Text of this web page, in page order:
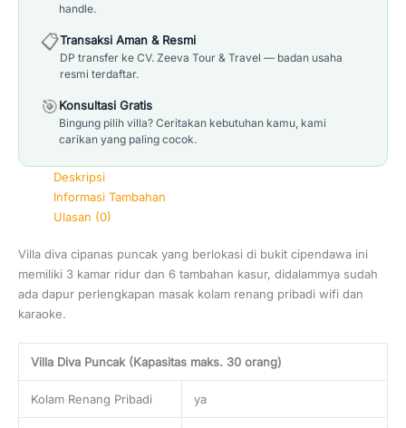
handle.
📋Transaksi Aman & Resmi
DP transfer ke CV. Zeeva Tour & Travel — badan usaha
resmi terdaftar.
🎯Konsultasi Gratis
Bingung pilih villa? Ceritakan kebutuhan kamu, kami
carikan yang paling cocok.
Deskripsi
Informasi Tambahan
Ulasan (0)
Villa diva cipanas puncak yang berlokasi di bukit cipendawa ini
memiliki 3 kamar ridur dan 6 tambahan kasur, didalammya sudah
ada dapur perlengkapan masak kolam renang pribadi wifi dan
karaoke.
Villa Diva Puncak (Kapasitas maks. 30 orang)
Kolam Renang Pribadi ya